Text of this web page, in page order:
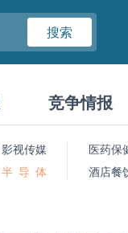
搜索
竞争情报
影视传媒
半 导 体
医药保
酒店餐